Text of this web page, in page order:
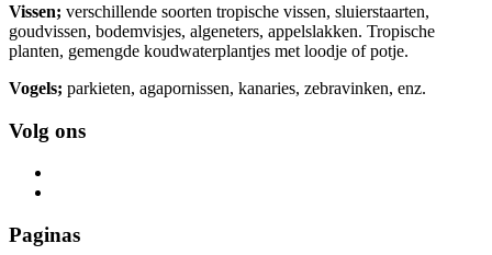
Vissen; verschillende soorten tropische vissen, sluierstaarten,
goudvissen, bodemvisjes, algeneters, appelslakken. Tropische
planten, gemengde koudwaterplantjes met loodje of potje.
Vogels; parkieten, agapornissen, kanaries, zebravinken, enz.
Volg ons
Paginas